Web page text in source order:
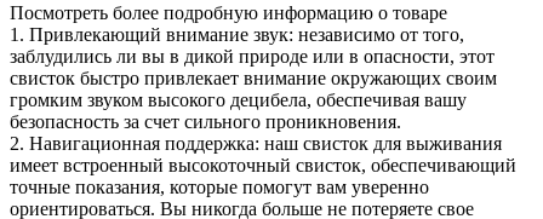
Посмотреть более подробную информацию о товаре
1. Привлекающий внимание звук: независимо от того,
заблудились ли вы в дикой природе или в опасности, этот
свисток быстро привлекает внимание окружающих своим
громким звуком высокого децибела, обеспечивая вашу
безопасность за счет сильного проникновения.
2. Навигационная поддержка: наш свисток для выживания
имеет встроенный высокоточный свисток, обеспечивающий
точные показания, которые помогут вам уверенно
ориентироваться. Вы никогда больше не потеряете свое